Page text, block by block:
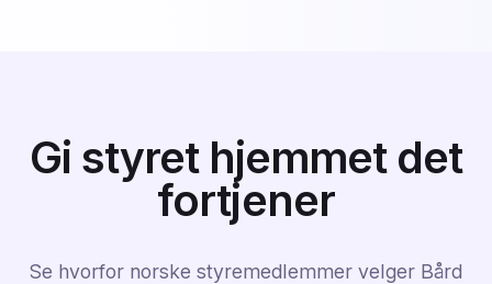
Gi styret hjemmet det
fortjener
Se hvorfor norske styremedlemmer velger Bård